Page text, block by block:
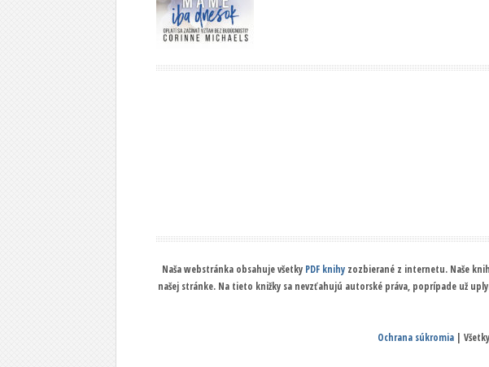
Naša webstránka obsahuje všetky PDF knihy zozbierané z internetu. Naše
našej stránke. Na tieto knižky sa nevzťahujú autorské práva, poprípade už
Ochrana súkromia |